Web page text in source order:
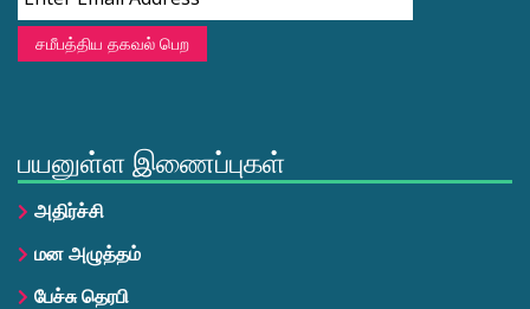
சமீபத்திய தகவல் பெற
பயனுள்ள இணைப்புகள்
அதிர்ச்சி
மன அழுத்தம்
பேச்சு தெரபி